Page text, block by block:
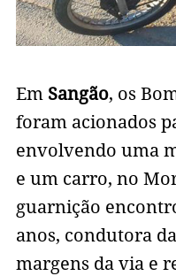
Em Sangão, os
foram acionados
envolvendo uma
e um carro, no
guarnição
anos, condutora
margens da via e